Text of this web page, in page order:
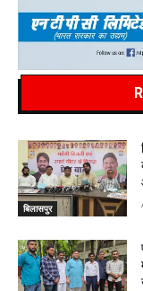
बिलासपुर